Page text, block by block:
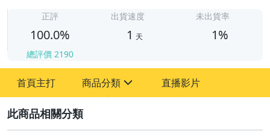
正評
100.0%
總評價 2190
出貨速度
1 天
未出貨率
1%
首頁主打 商品分類
其它
直播影片